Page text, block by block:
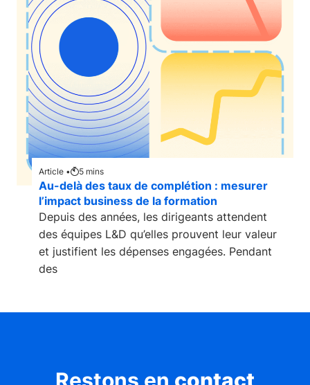
Article • 5 mins
Au-delà des taux de complétion : mesurer
l’impact business de la formation
Depuis des années, les dirigeants attendent
des équipes L&D qu’elles prouvent leur valeur
et justifient les dépenses engagées. Pendant
des